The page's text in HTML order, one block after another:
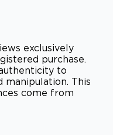
exclusively
purchase.
to
manipulation. This
come from